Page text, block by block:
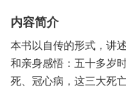
内容简介
本书以自传的形式，讲
和亲身感悟：五十多岁
死、冠心病，这三大死